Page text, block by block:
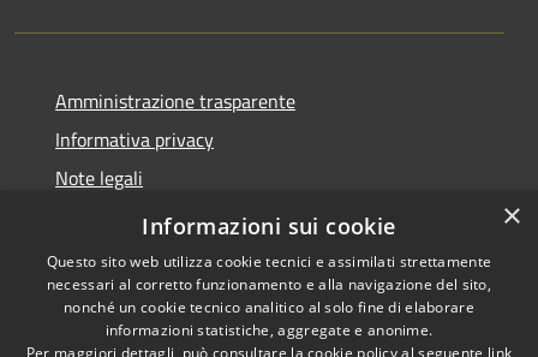
Amministrazione trasparente
Informativa privacy
Note legali
Dichiarazione di accessibilità
Copyright © 2026 • Comune di
×
Informazioni sui cookie
Questo sito web utilizza cookie tecnici e assimilati strettamente
necessari al corretto funzionamento e alla navigazione del sito,
nonché un cookie tecnico analitico al solo fine di elaborare
informazioni statistiche, aggregate e anonime.
Per maggiori dettagli, può consultare la cookie policy al seguente link